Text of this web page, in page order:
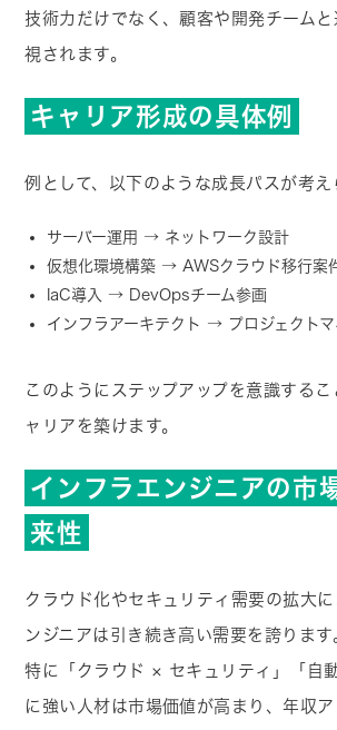
技術力だけでなく、顧客や開発チーム
視されます。
キャリア形成の具体例
例として、以下のような成長パスが考え
サーバー運用 → ネットワーク設計
仮想化環境構築 → AWSクラウド移行案
IaC導入 → DevOpsチーム参画
インフラアーキテクト → プロジェクトマ
このようにステップアップを意識する
ャリアを築けます。
インフラエンジニアの市
来性
クラウド化やセキュリティ需要の拡大
ンジニアは引き続き高い需要を誇ります
特に「クラウド × セキュリティ」「自
に強い人材は市場価値が高まり、年収